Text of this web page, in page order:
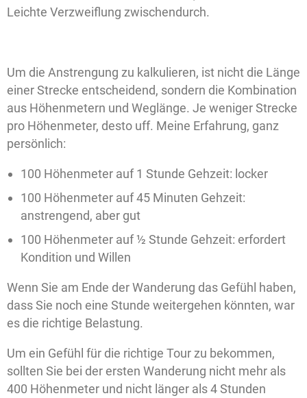
Leichte Verzweiflung zwischendurch.
Um die Anstrengung zu kalkulieren, ist nicht die Länge
einer Strecke entscheidend, sondern die Kombination
aus Höhenmetern und Weglänge. Je weniger Strecke
pro Höhenmeter, desto uff. Meine Erfahrung, ganz
persönlich:
100 Höhenmeter auf 1 Stunde Gehzeit: locker
100 Höhenmeter auf 45 Minuten Gehzeit:
anstrengend, aber gut
100 Höhenmeter auf ½ Stunde Gehzeit: erfordert
Kondition und Willen
Wenn Sie am Ende der Wanderung das Gefühl haben,
dass Sie noch eine Stunde weitergehen könnten, war
es die richtige Belastung.
Um ein Gefühl für die richtige Tour zu bekommen,
sollten Sie bei der ersten Wanderung nicht mehr als
400 Höhenmeter und nicht länger als 4 Stunden